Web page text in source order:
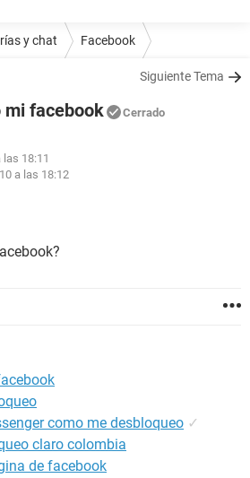
y chat Facebook
Siguiente Tema
mi facebook Cerrado
las 18:11
a las 18:12
como me desbloqueo ✓
claro colombia
de facebook